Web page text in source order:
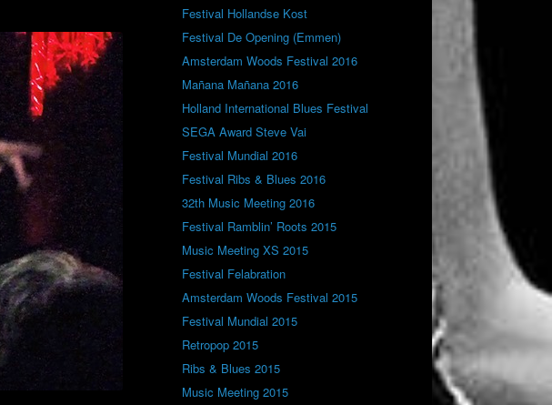
Festival Hollandse Kost
Festival De Opening (Emmen)
Amsterdam Woods Festival 2016
Mañana Mañana 2016
Holland International Blues Festival
SEGA Award Steve Vai
Festival Mundial 2016
Festival Ribs & Blues 2016
32th Music Meeting 2016
Festival Ramblin’ Roots 2015
Music Meeting XS 2015
Festival Felabration
Amsterdam Woods Festival 2015
Festival Mundial 2015
Retropop 2015
Ribs & Blues 2015
Music Meeting 2015